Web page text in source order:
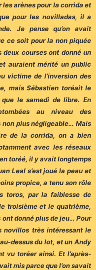
arènes pour la corrida et
pour les novilladas, il a
Je pense qu’on avait
ce soit pour la non piquée
deux courses ont donné un
auraient mérité un public
victime de l’inversion des
mais Sébastien toréait le
le samedi de libre. En
au niveau des
non plus négligeable… Mais
de la corrida, on a bien
avec les réseaux
toréé, il y avait longtemps
Leal s’est joué la peau et
propice, a tenu son rôle
toros, par la faiblesse de
troisième et le quatrième,
donné plus de jeu… Pour
novillos très intéressant le
dessus du lot, et un Andy
vu toréer ainsi. Et l’après-
mis parce que l’on savait